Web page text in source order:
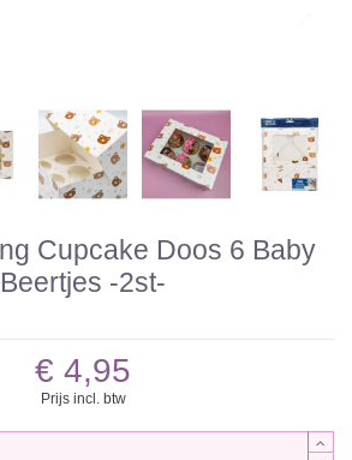
Cupcake Doos 6 Baby
Beertjes -2st-
€ 4,95
Prijs incl. btw